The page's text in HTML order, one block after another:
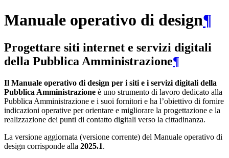
Manuale operativo di design¶
Progettare siti internet e servizi digitali
della Pubblica Amministrazione¶
Il Manuale operativo di design per i siti e i servizi digitali della
Pubblica Amministrazione è uno strumento di lavoro dedicato alla
Pubblica Amministrazione e i suoi fornitori e ha l’obiettivo di fornire
indicazioni operative per orientare e migliorare la progettazione e la
realizzazione dei punti di contatto digitali verso la cittadinanza.
La versione aggiornata (versione corrente) del Manuale operativo di
design corrisponde alla 2025.1.